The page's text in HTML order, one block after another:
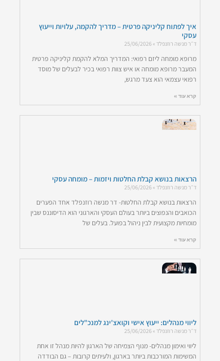
איך לפתוח קליניקה פרטית – מדריך להקמה, עלויות וייעוץ
עסקי
ד״ר מנשה רוזנפלד
מרופא מומחה ליזם רפואי: המדריך המלא להקמת קליניקה פרטית
המעבר מרופא מומחה או איש צוות רפואי בכיר לבעלים של מוסד
רפואי עצמאי הוא צעד מרגש,
קרא עוד »
הרצאות בנושא קבלת החלטות ויזמות – מומחה עסקי
ד״ר מנשה רוזנפלד
הרצאות בנושא קבלת החלטות- דר מנשה רוזנפלד אחד הפערים
הכואבים והנפוצים ביותר בעולם העסקי והארגוני הוא הדיסוננס שבין
מומחיות מקצועית לבין ניהול בפועל. בעלים של
קרא עוד »
ליווי מנהלים: ייעוץ אישי וקואצ'ינג למנכ"לים
ד״ר מנשה רוזנפלד
ליווי ואימון מנהלים- מנוף הצמיחה של הארגון להיות מנהל זו אחת
המשימות המורכבות ביותר בארגון, ולעיתים קרובות – גם הבודדה